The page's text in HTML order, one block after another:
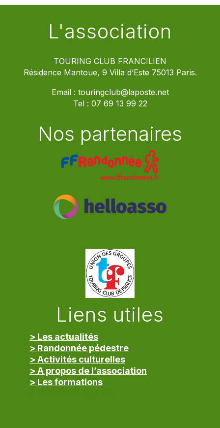
L'association
TOURING CLUB FRANCILIEN
Résidence Mantoue, 9 Villa d’Este 75013 Paris.
Email : touringclub@laposte.net
Tel : 07 69 13 99 22
Nos partenaires
Liens utiles
> Les actualités
> Randonnée pédestre
> Activités culturelles
> A propos de l’association
> Les formations